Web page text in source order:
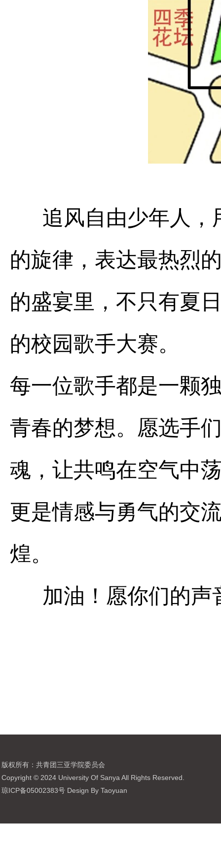
追风自由少年人，
的旋律，表达最热烈
的盛宴里，不只有夏
的校园歌手大赛。
每一位歌手都是一颗
青春的梦想。 愿选手
魂，让共鸣在空气中
更是情感与勇气的交
煌。
加油！愿你们的声
版权所有：共青团三亚学院委员会
Copyright © 2024 University Of Sanya All Rights Reserved.
琼ICP备05002383号 Design By Taoyuan